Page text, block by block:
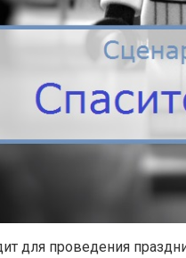
для проведения